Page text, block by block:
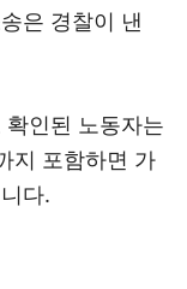
은 경찰이 낸
인된 노동자는
지 포함하면 가
다.